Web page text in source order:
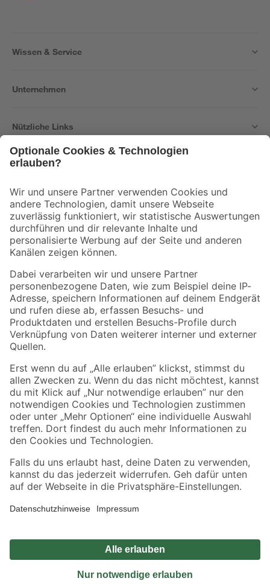
Wissen & Service
Unternehmen
Nützliche Links
Der toom Newsletter: Keine Angebote und Aktionen mehr verpassen!
Zur Newsletter Anmeldung
Folge uns
Zahlungsarten Versandarten
Sicher einkaufen
Jetzt die toom-App herunterladen
Alle Preisangaben in EUR inkl. gesetzl. MwSt.. Die dargestellten Angebote sind unter
Umständen nicht in allen Märkten verfügbar. Die angegebenen Verfügbarkeiten beziehen
Produkte nur solange der Vorrat reicht.
*Paketversand ab 59 € versandkostenfrei, gilt nicht für Artikel mit Speditionsversand, hier
Privatsphäre Impressum
Nutzungsbedingungen
Widerrufsrecht
Vertrag widerrufen